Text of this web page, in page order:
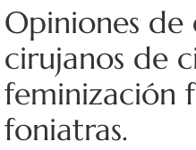
Opiniones de
cirujanos de
feminización
foniatras.